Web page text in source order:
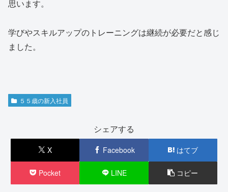
思います。
学びやスキルアップのトレーニングは継続が必要だと感じ
ました。
５５歳の新入社員
シェアする
X Facebook はてブ
Pocket LINE コピー